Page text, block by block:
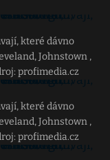
které dávno
Johnstown ,
profimedia.cz
které dávno
Johnstown ,
profimedia.cz